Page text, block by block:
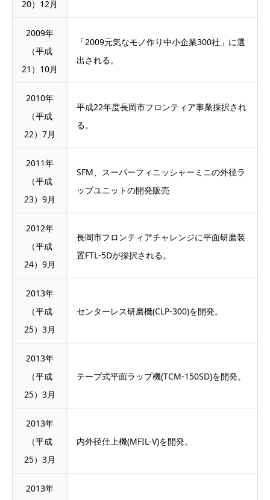
20）12月
2009年
（平成
21）10月
「2009元気なモノ作り中小企業300社」に選
出される。
2010年
（平成
22）7月
平成22年度長岡市フロンティア事業採択され
る。
2011年
（平成
23）9月
SFM、スーパーフィニッシャーミニの外径ラ
ップユニットの開発販売
2012年
（平成
24）9月
長岡市フロンティアチャレンジに平面研磨装
置FTL-5Dが採択される。
2013年
（平成
25）3月
センターレス研磨機(CLP-300)を開発。
2013年
（平成
25）3月
テープ式平面ラップ機(TCM-150SD)を開発。
2013年
（平成
25）3月
内外径仕上機(MFIL-V)を開発。
2013年